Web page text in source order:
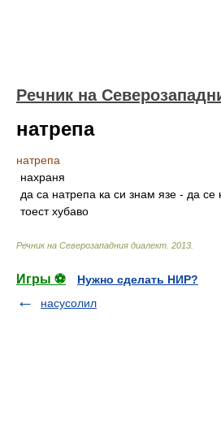
Речник на
натрепа
натрепа
нахраня
да са натрепа ка си знам язе - да се
тоест хубаво
Речник на Северозападния диалект 2013
Игры ⚽
Нужно сделать НИР?
насусолил